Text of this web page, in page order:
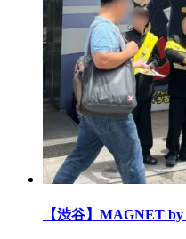
【渋谷】MAGNET